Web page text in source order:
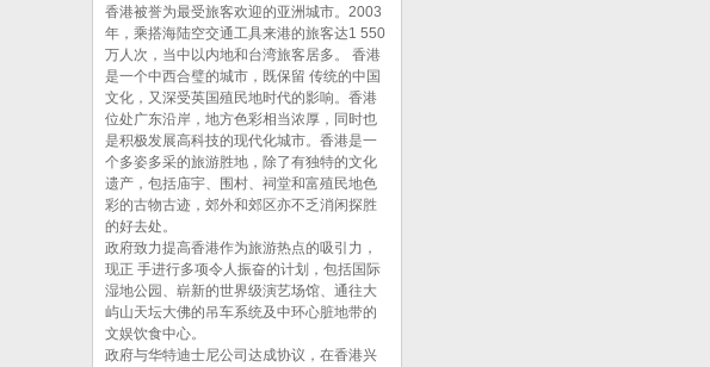
香港被誉为最受旅客欢迎的亚洲城市。2003
年，乘搭海陆空交通工具来港的旅客达1 550
万人次，当中以内地和台湾旅客居多。 香港
是一个中西合璧的城市，既保留 传统的中国
文化，又深受英国殖民地时代的影响。香港
位处广东沿岸，地方色彩相当浓厚，同时也
是积极发展高科技的现代化城市。香港是一
个多姿多采的旅游胜地，除了有独特的文化
遗产，包括庙宇、围村、祠堂和富殖民地色
彩的古物古迹，郊外和郊区亦不乏消闲探胜
的好去处。
政府致力提高香港作为旅游热点的吸引力，
现正 手进行多项令人振奋的计划，包括国际
湿地公园、崭新的世界级演艺场馆、通往大
屿山天坛大佛的吊车系统及中环心脏地带的
文娱饮食中心。
政府与华特迪士尼公司达成协议，在香港兴